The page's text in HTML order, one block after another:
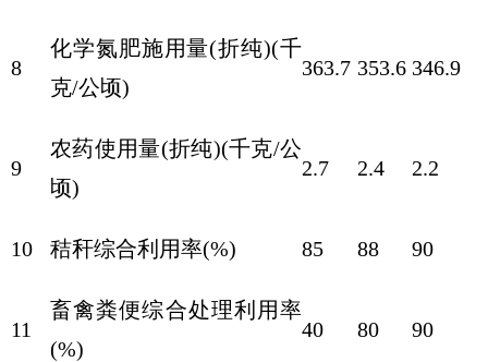
8
化学氮肥施用量(折纯)(千
克/公顷)
363.7 353.6 346.9
9
农药使用量(折纯)(千克/公
顷)
2.7 2.4 2.2
10 秸秆综合利用率(%) 85 88 90
11
畜禽粪便综合处理利用率
(%)
40 80 90